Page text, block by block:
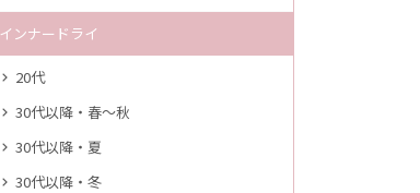
インナードライ
20代
30代以降・春～秋
30代以降・夏
30代以降・冬